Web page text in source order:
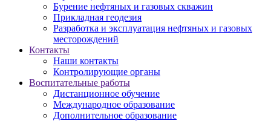
Бурение нефтяных и газовых скважин
Прикладная геодезия
Разработка и эксплуатация нефтяных и газовых
месторождений
Контакты
Наши контакты
Контролирующие органы
Воспитательные работы
Дистанционное обучение
Международное образование
Дополнительное образование